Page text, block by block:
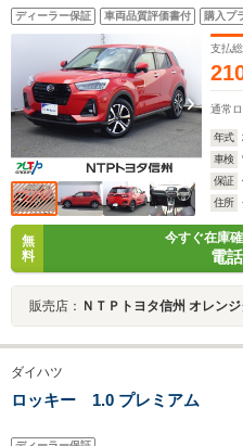
ディーラー保証 車両品質評価書付 購入プ
支払
通常
年式
車検
保証
住所
無
料
今すぐ在庫
電
販売店： ＮＴＰトヨタ信州 オレン
ダイハツ
ロッキー 1.0 プレミアム